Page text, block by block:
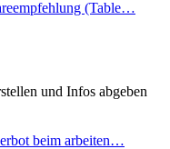
(Table…
und Infos abgeben
beim arbeiten…